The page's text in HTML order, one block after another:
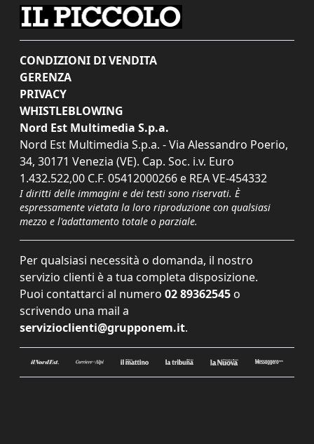
CONDIZIONI DI VENDITA
GERENZA
PRIVACY
WHISTLEBLOWING
Nord Est Multimedia S.p.a.
Nord Est Multimedia S.p.a. - Via Alessandro Poerio,
34, 30171 Venezia (VE). Cap. Soc. i.v. Euro
1.432.522,00 C.F. 05412000266 e REA VE-454332
I diritti delle immagini e dei testi sono riservati. È
espressamente vietata la loro riproduzione con qualsiasi
mezzo e l'adattamento totale o parziale.
Per qualsiasi necessità o domanda, il nostro
servizio clienti è a tua completa disposizione.
Puoi contattarci al numero 02 89362545 o
scrivendo una mail a
servizioclienti@grupponem.it.